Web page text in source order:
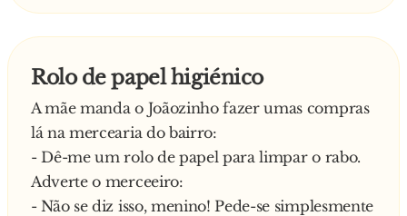
lentamente dele. O homem, assustado, desata a
correr em direcção à cerca e a gritar:
No meio deste alvoroço todo, o homem vira-se
para trás e um dos leões diz-lhe:
- Ouve lá… vê lá se fazes menos barulho que
ainda somos despedidos!
Rolo de papel higiénico
A mãe manda o Joãozinho fazer umas compras
lá na mercearia do bairro:
- Dê-me um rolo de papel para limpar o rabo.
Adverte o merceeiro:
- Não se diz isso, menino! Pede-se simplesmente